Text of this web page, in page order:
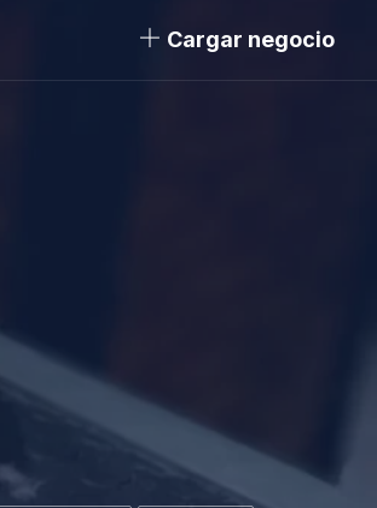
Cargar negocio